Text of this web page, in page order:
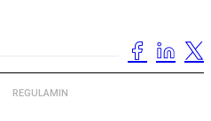
REGULAMIN